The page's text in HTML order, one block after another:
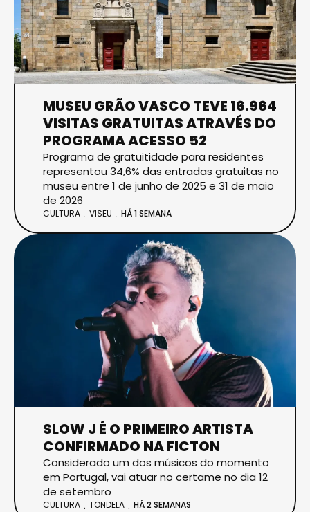
MUSEU GRÃO VASCO TEVE 16.964
VISITAS GRATUITAS ATRAVÉS DO
PROGRAMA ACESSO 52
Programa de gratuitidade para residentes
representou 34,6% das entradas gratuitas no
museu entre 1 de junho de 2025 e 31 de maio
de 2026
CULTURA VISEU HÁ 1 SEMANA
SLOW J É O PRIMEIRO ARTISTA
CONFIRMADO NA FICTON
Considerado um dos músicos do momento
em Portugal, vai atuar no certame no dia 12
de setembro
CULTURA TONDELA HÁ 2 SEMANAS